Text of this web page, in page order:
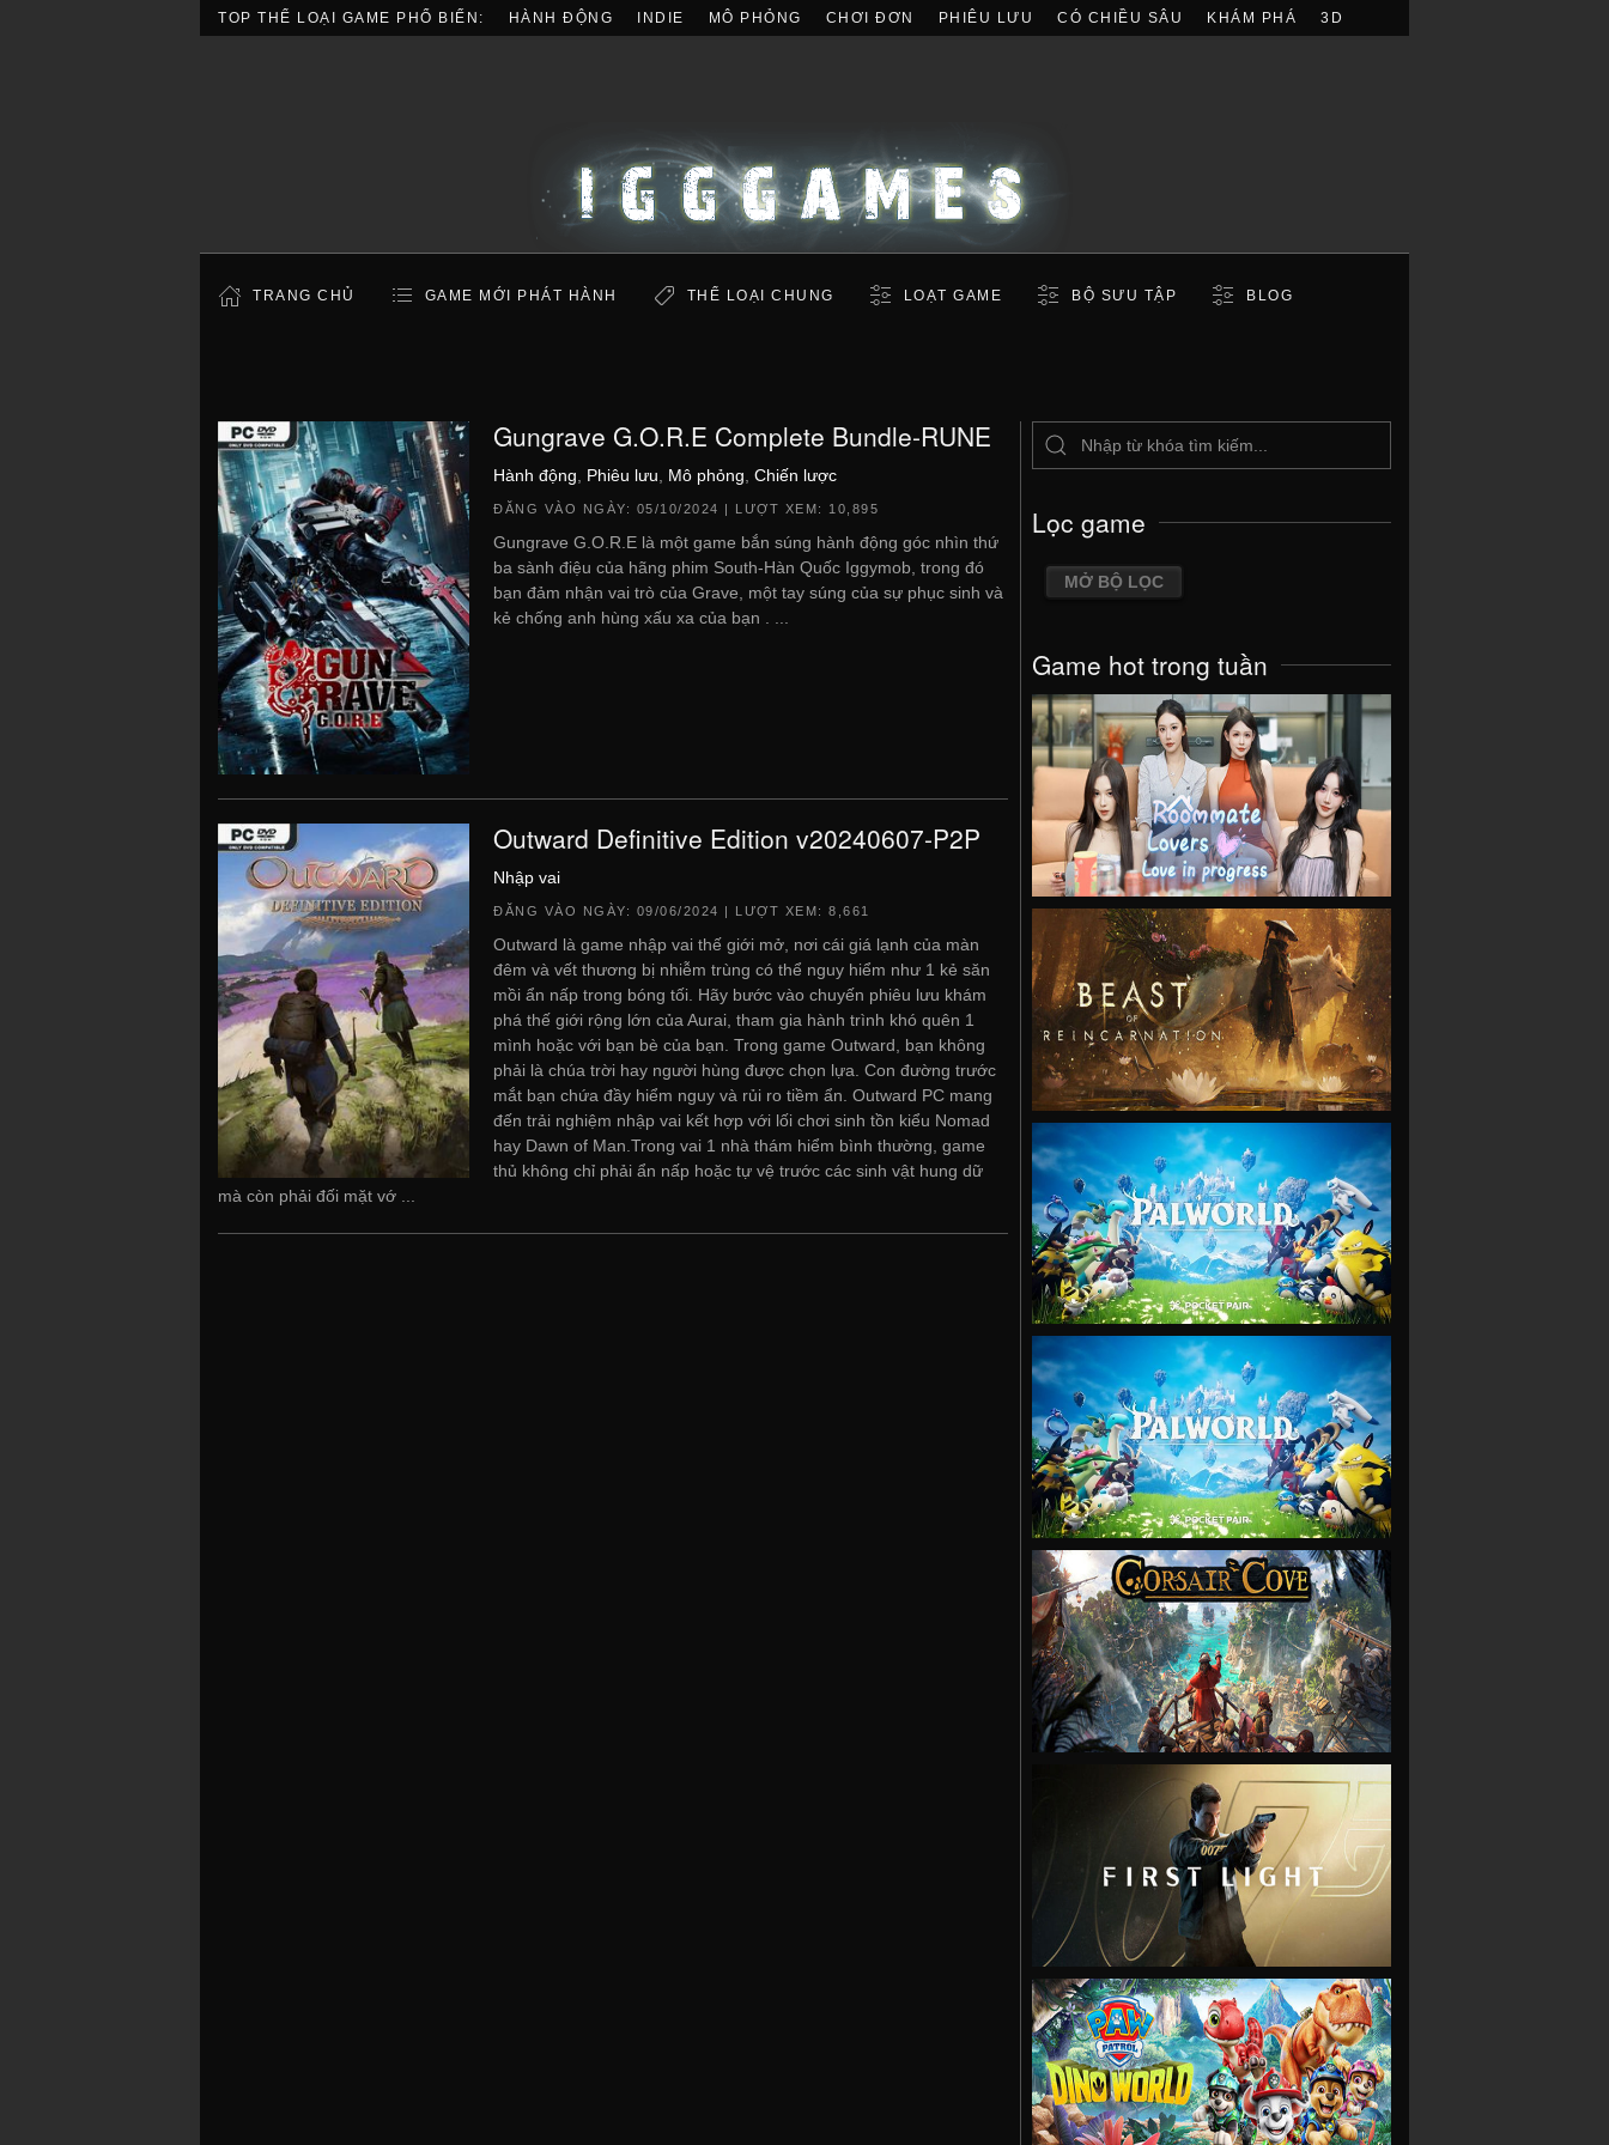
TOP THỂ LOẠI GAME PHỔ BIẾN: HÀNH ĐỘNG INDIE MÔ PHỎNG CHƠI ĐƠN PHIÊU LƯU CÓ CHIỀU SÂU KHÁM PHÁ 3D
TRANG CHỦ GAME MỚI PHÁT HÀNH THỂ LOẠI CHUNG LOẠT GAME BỘ SƯU TẬP BLOG
Gungrave G.O.R.E Complete Bundle-RUNE
Hành động Phiêu lưu Mô phỏng Chiến lược
ĐĂNG VÀO NGÀY: 05/10/2024 | LƯỢT XEM: 10,895
Gungrave G.O.R.E là một game bắn súng hành động góc nhìn thứ
ba sành điệu của hãng phim South-Hàn Quốc Iggymob, trong đó
bạn đảm nhận vai trò của Grave, một tay súng của sự phục sinh và
kẻ chống anh hùng xấu xa của bạn . ...
Outward Definitive Edition v20240607-P2P
Nhập vai
ĐĂNG VÀO NGÀY: 09/06/2024 | LƯỢT XEM: 8,661
Outward là game nhập vai thế giới mở, nơi cái giá lạnh của màn
đêm và vết thương bị nhiễm trùng có thể nguy hiểm như 1 kẻ săn
mồi ẩn nấp trong bóng tối. Hãy bước vào chuyến phiêu lưu khám
phá thế giới rộng lớn của Aurai, tham gia hành trình khó quên 1
mình hoặc với bạn bè của bạn. Trong game Outward, bạn không
phải là chúa trời hay người hùng được chọn lựa. Con đường trước
mắt bạn chứa đầy hiểm nguy và rủi ro tiềm ẩn. Outward PC mang
đến trải nghiệm nhập vai kết hợp với lối chơi sinh tồn kiểu Nomad
hay Dawn of Man.Trong vai 1 nhà thám hiểm bình thường, game
thủ không chỉ phải ẩn nấp hoặc tự vệ trước các sinh vật hung dữ
mà còn phải đối mặt vớ ...
Lọc game
MỞ BỘ LỌC
Game hot trong tuần
VIEW
VIEW
VIEW
VIEW
VIEW
VIEW
VIEW